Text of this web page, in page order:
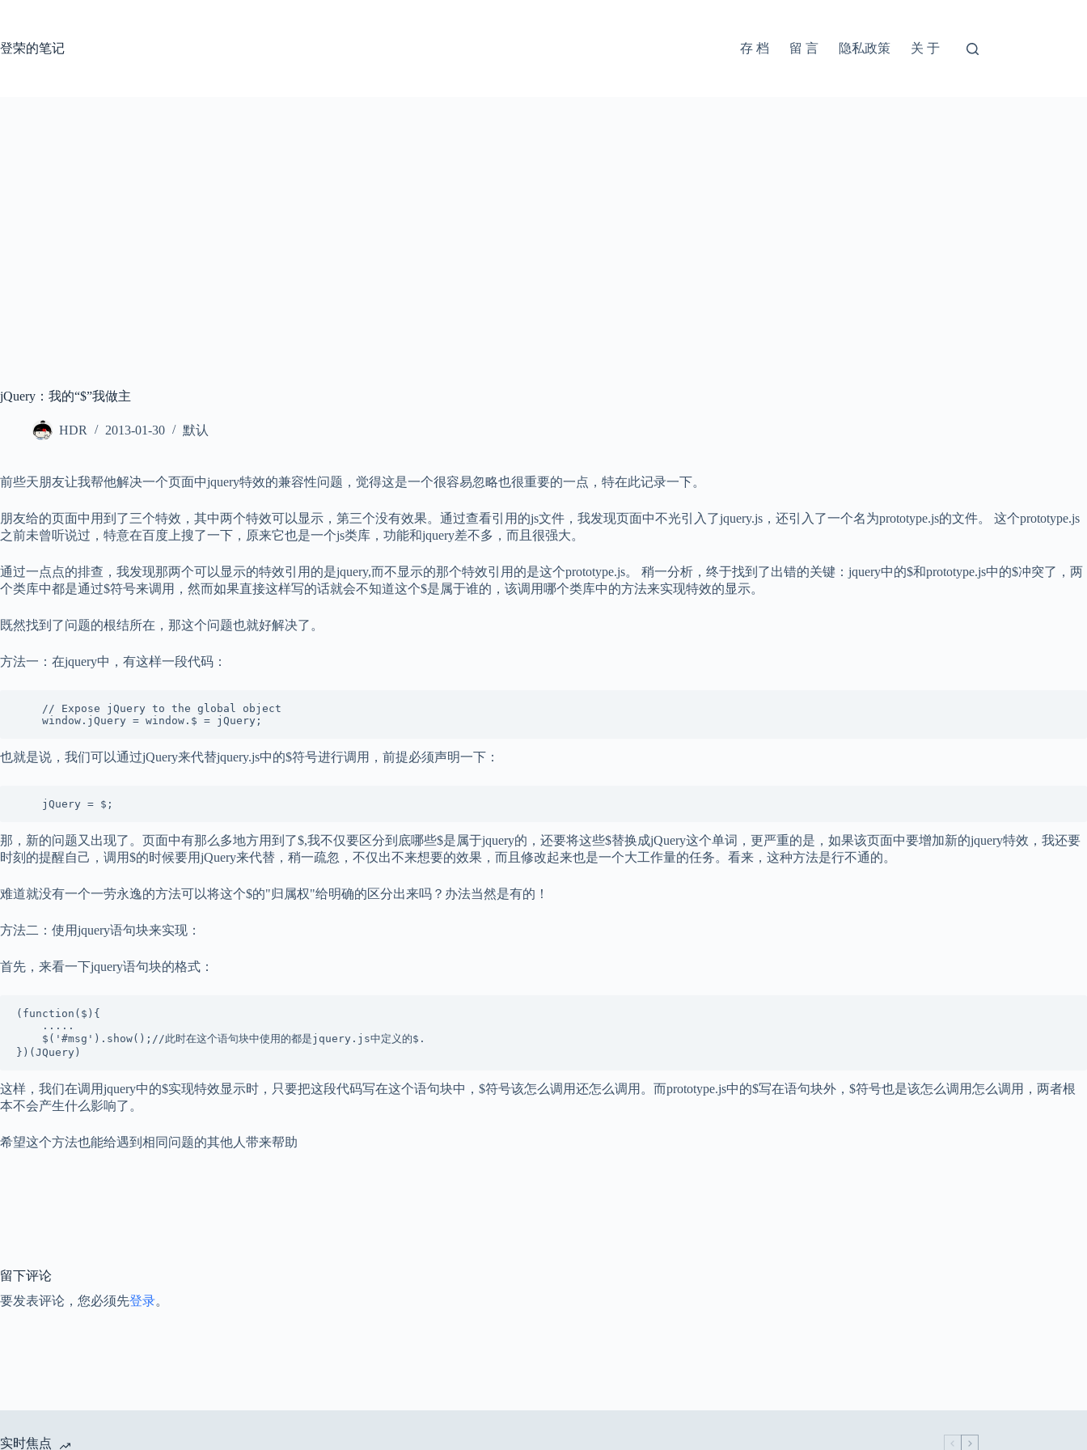
内
容
登荣的笔记 存 档 留 言 隐私政策 关 于
jQuery：我的“$”我做主
HDR 2013-01-30 默认
前些天朋友让我帮他解决一个页面中jquery特效的兼容性问题，觉得这是一个很容易忽略也很重要的一点，特在此记录一下。
朋友给的页面中用到了三个特效，其中两个特效可以显示，第三个没有效果。通过查看引用的js文件，我发现页面中不光引入了jquery.js，还引入了一个名为prototype.js的文件。 这个prototype.js
之前未曾听说过，特意在百度上搜了一下，原来它也是一个js类库，功能和jquery差不多，而且很强大。
通过一点点的排查，我发现那两个可以显示的特效引用的是jquery,而不显示的那个特效引用的是这个prototype.js。 稍一分析，终于找到了出错的关键：jquery中的$和prototype.js中的$冲突了，两
个类库中都是通过$符号来调用，然而如果直接这样写的话就会不知道这个$是属于谁的，该调用哪个类库中的方法来实现特效的显示。
既然找到了问题的根结所在，那这个问题也就好解决了。
方法一：在jquery中，有这样一段代码：
也就是说，我们可以通过jQuery来代替jquery.js中的$符号进行调用，前提必须声明一下：
那，新的问题又出现了。页面中有那么多地方用到了$,我不仅要区分到底哪些$是属于jquery的，还要将这些$替换成jQuery这个单词，更严重的是，如果该页面中要增加新的jquery特效，我还要
时刻的提醒自己，调用$的时候要用jQuery来代替，稍一疏忽，不仅出不来想要的效果，而且修改起来也是一个大工作量的任务。看来，这种方法是行不通的。
难道就没有一个一劳永逸的方法可以将这个$的"归属权"给明确的区分出来吗？办法当然是有的！
方法二：使用jquery语句块来实现：
首先，来看一下jquery语句块的格式：
(function($){
这样，我们在调用jquery中的$实现特效显示时，只要把这段代码写在这个语句块中，$符号该怎么调用还怎么调用。而prototype.js中的$写在语句块外，$符号也是该怎么调用怎么调用，两者根
本不会产生什么影响了。
希望这个方法也能给遇到相同问题的其他人带来帮助
留下评论
要发表评论，您必须先登录。
实时焦点